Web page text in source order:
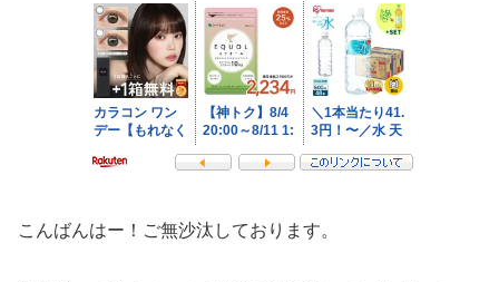
こんばんはー！ご無沙汰しております。